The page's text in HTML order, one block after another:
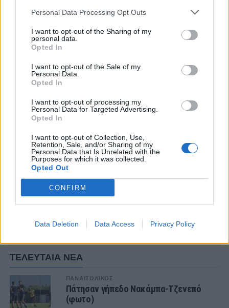
Personal Data Processing Opt Outs
I want to opt-out of the Sharing of my
personal data.
Opted In
I want to opt-out of the Sale of my
Personal Data.
Opted In
I want to opt-out of processing my
Personal Data for Targeted Advertising.
Opted In
I want to opt-out of Collection, Use,
Retention, Sale, and/or Sharing of my
Personal Data that Is Unrelated with the
Purposes for which it was collected.
Opted Out
CONFIRM
Data Deletion Data Access Privacy Policy
ΣΧΟΛΙΑΣΤΕ
ΤΕΛΕΥΤΑΙΑ ΝΕΑ
ΠΑΝΑΙΤΩΛΙΚΟΣ
Πάτησαν γήπεδο Νακάμπα-Τζενεπό
(φωτο)